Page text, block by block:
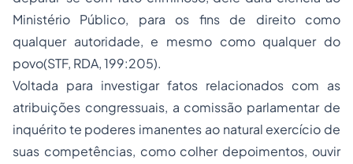
Ministério Público, para os fins de direito como
qualquer autoridade, e mesmo como qualquer do
povo(STF, RDA, 199:205).
Voltada para investigar fatos relacionados com as
atribuições congressuais, a comissão parlamentar de
inquérito te poderes imanentes ao natural exercício de
suas competências, como colher depoimentos, ouvir